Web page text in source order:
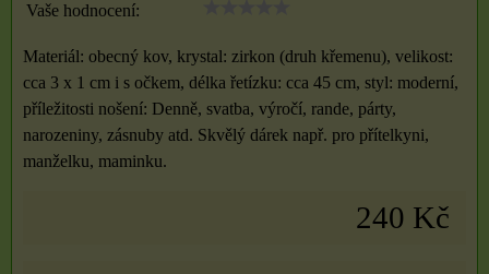
Vaše hodnocení:
Materiál: obecný kov, krystal: zirkon (druh křemenu), velikost:
cca 3 x 1 cm i s očkem, délka řetízku: cca 45 cm, styl: moderní,
příležitosti nošení: Denně, svatba, výročí, rande, párty,
narozeniny, zásnuby atd. Skvělý dárek např. pro přítelkyni,
manželku, maminku.
240 Kč